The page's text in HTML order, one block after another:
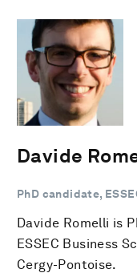
Davide
PhD candidate,
Davide Romelli is
ESSEC Business
Cergy-Pontoise.